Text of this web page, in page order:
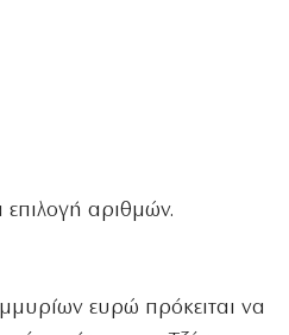
επιλογή αριθμών.
ευρώ πρόκειται να